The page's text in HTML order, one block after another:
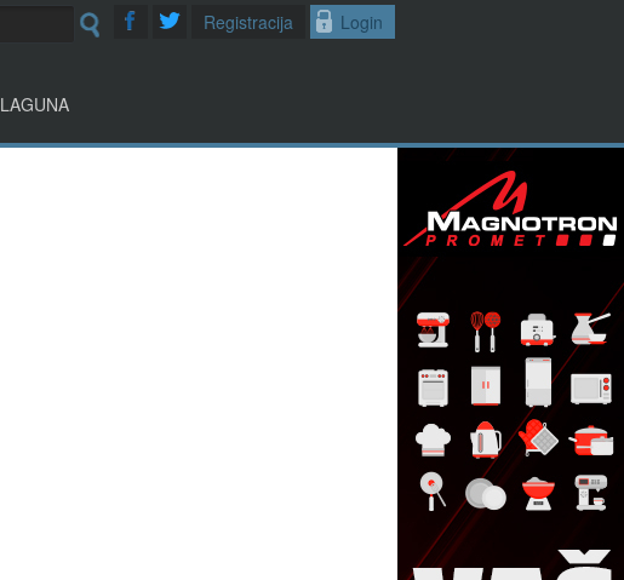
Login
Registracija
LAGUNA